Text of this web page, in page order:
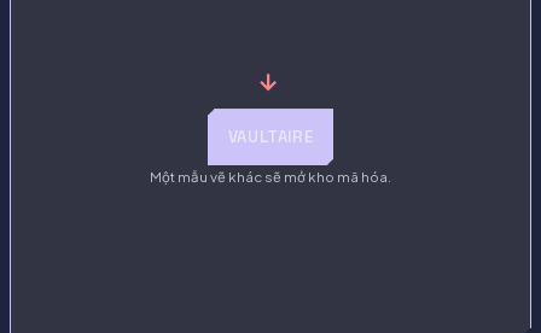
→
VAULTAIRE
Một mẫu vẽ khác sẽ mở kho mã hóa.